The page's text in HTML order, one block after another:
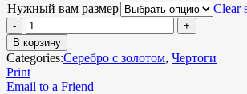
Нужный вам размер Clear
В корзину
Categories:Серебро с золотом, Чертоги
Print
Email to a Friend